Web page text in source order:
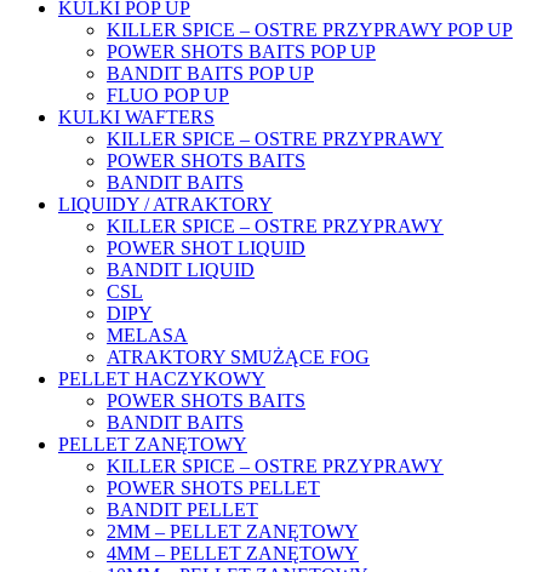
KULKI POP UP
KILLER SPICE – OSTRE PRZYPRAWY POP UP
POWER SHOTS BAITS POP UP
BANDIT BAITS POP UP
FLUO POP UP
KULKI WAFTERS
KILLER SPICE – OSTRE PRZYPRAWY
POWER SHOTS BAITS
BANDIT BAITS
LIQUIDY / ATRAKTORY
KILLER SPICE – OSTRE PRZYPRAWY
POWER SHOT LIQUID
BANDIT LIQUID
CSL
DIPY
MELASA
ATRAKTORY SMUŻĄCE FOG
PELLET HACZYKOWY
POWER SHOTS BAITS
BANDIT BAITS
PELLET ZANĘTOWY
KILLER SPICE – OSTRE PRZYPRAWY
POWER SHOTS PELLET
BANDIT PELLET
2MM – PELLET ZANĘTOWY
4MM – PELLET ZANĘTOWY